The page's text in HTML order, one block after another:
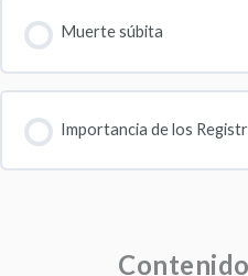
Muerte súbita
Importancia de los